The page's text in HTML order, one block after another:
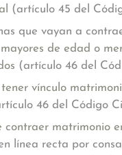
(artículo 45 del
que vayan a
de edad o
(artículo 46 del
vínculo
46 del Código
contraer matrimonio
línea recta por